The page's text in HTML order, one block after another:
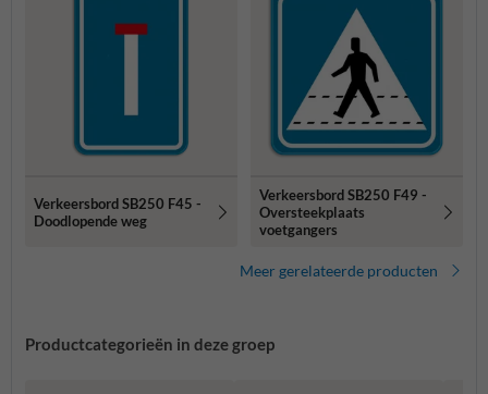
Verkeersbord SB250 F45 -
Doodlopende weg
Verkeersbord SB250 F49 -
Oversteekplaats
voetgangers
Meer gerelateerde producten
Productcategorieën in deze groep